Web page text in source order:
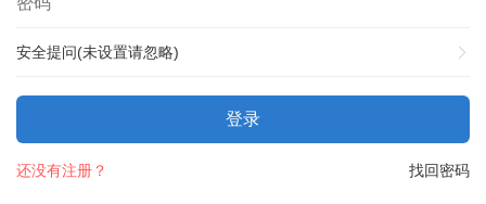
安全提问(未设置请忽略)
登录
找回密码
还没有注册？